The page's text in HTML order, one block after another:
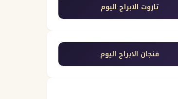
تاروت الابراج اليوم
فنجان الابراج اليوم